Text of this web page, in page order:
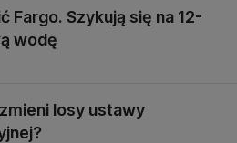
Fargo. Szykują się na 12-
wodę
losy ustawy